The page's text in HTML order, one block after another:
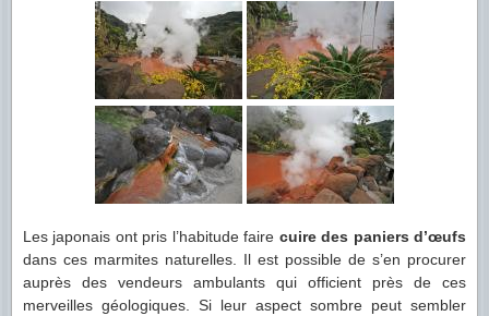
Les japonais ont pris l’habitude faire cuire des paniers d’œufs
dans ces marmites naturelles. Il est possible de s’en procurer
auprès des vendeurs ambulants qui officient près de ces
merveilles géologiques. Si leur aspect sombre peut sembler